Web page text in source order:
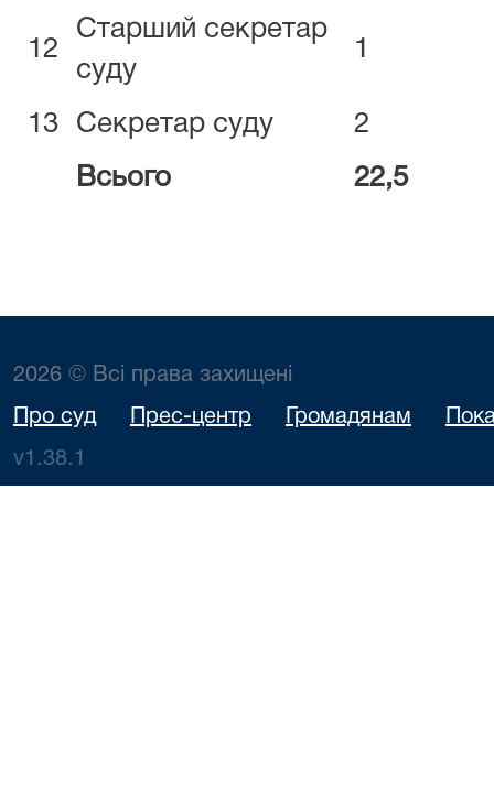
12
Старший секретар
суду
1
13 Секретар суду 2
Всього 22,5
2026 © Всі права захищені
Про суд Прес-центр Громадянам
v1.38.1